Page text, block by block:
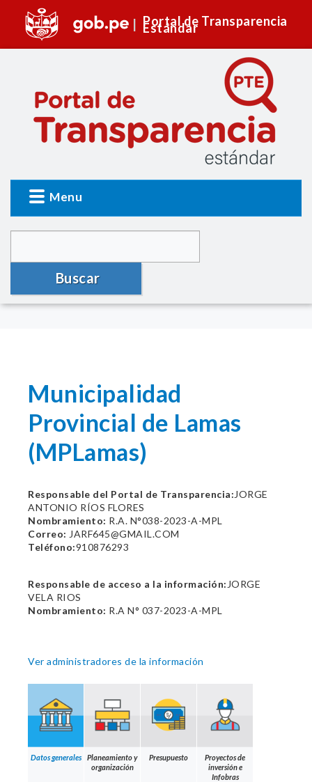
Portal de Transparencia
Estándar
Menu
Buscar
Municipalidad
Provincial de Lamas
(MPLamas)
Responsable del Portal de Transparencia: JORGE
ANTONIO RÍOS FLORES
Nombramiento: R.A. N°038-2023-A-MPL
Correo: JARF645@GMAIL.COM
Teléfono:910876293
Responsable de acceso a la información: JORGE
VELA RIOS
Nombramiento: R.A N° 037-2023-A-MPL
Ver administradores de la información
Datos generales
Planeamiento y
organización
Presupuesto
Proyectos de
inversión e
Infobras